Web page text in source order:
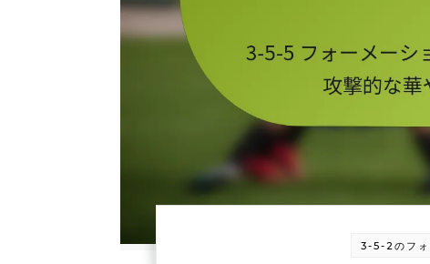
3-5-2のフォ